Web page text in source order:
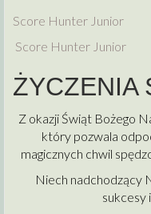
Score Hunter Junior
Score Hunter Junior
ŻYCZENIA
Z okazji Świąt Bożego
który pozwala
magicznych chwil
Niech nadchodzący
sukcesy